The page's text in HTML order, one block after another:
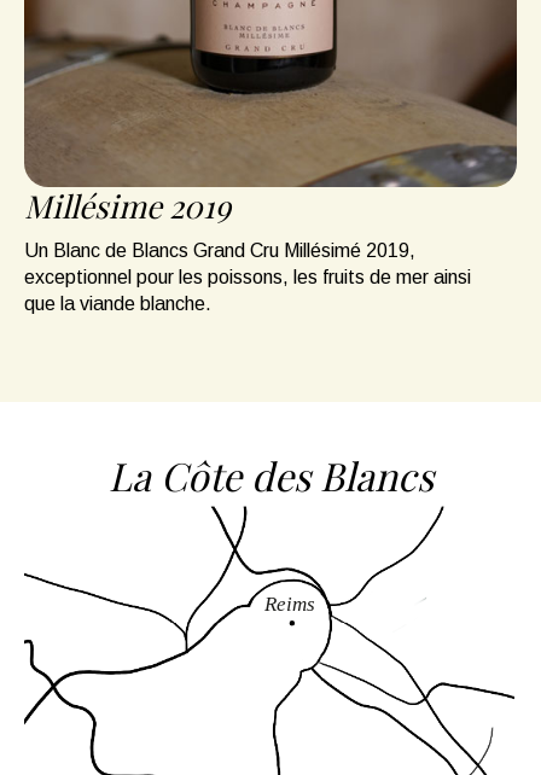
Millésime 2019
Un Blanc de Blancs Grand Cru Millésimé 2019,
exceptionnel pour les poissons, les fruits de mer ainsi
que la viande blanche.
La Côte des Blancs